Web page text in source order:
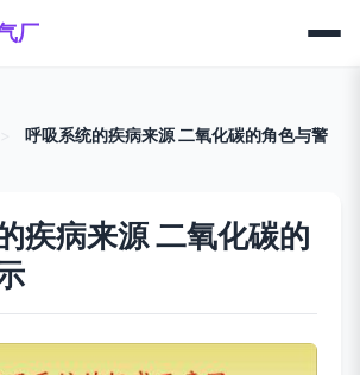
厂
呼吸系统的疾病来源 二氧化碳的角色与警
疾病来源 二氧化碳的